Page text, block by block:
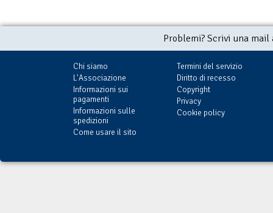
Problemi? Scrivi una
Chi siamo
L'Associazione
Informazioni sui
pagamenti
Informazioni sulle
spedizioni
Come usare il sito
Termini del servizio
Diritto di recesso
Copyright
Privacy
Cookie policy